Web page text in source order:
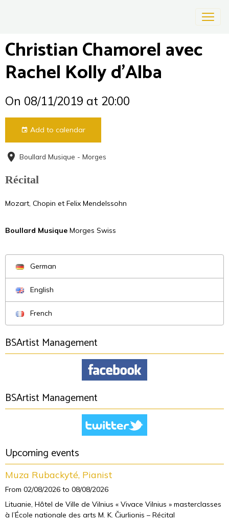
Christian Chamorel avec
Rachel Kolly d'Alba
On 08/11/2019 at 20:00
Add to calendar
Boullard Musique - Morges
Récital
Mozart, Chopin et Felix Mendelssohn
Boullard Musique Morges Swiss
German
English
French
BSArtist Management
BSArtist Management
Upcoming events
Muza Rubackyté, Pianist
From 02/08/2026 to 08/08/2026
Lituanie, Hôtel de Ville de Vilnius « Vivace Vilnius » masterclasses
à l’École nationale des arts M. K. Čiurlionis – Récital